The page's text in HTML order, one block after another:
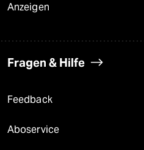
Anzeigen
Fragen & Hilfe
Feedback
Aboservice